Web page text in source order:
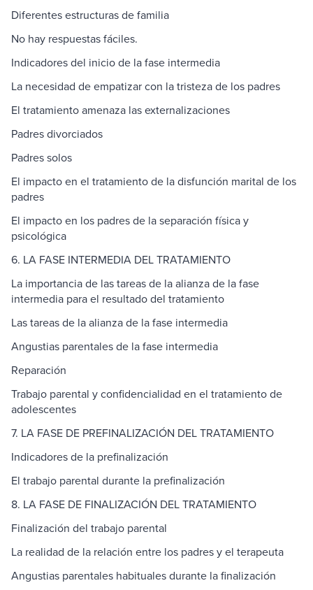
Diferentes estructuras de familia
No hay respuestas fáciles.
Indicadores del inicio de la fase intermedia
La necesidad de empatizar con la tristeza de los padres
El tratamiento amenaza las externalizaciones
Padres divorciados
Padres solos
El impacto en el tratamiento de la disfunción marital de los
padres
El impacto en los padres de la separación física y
psicológica
6. LA FASE INTERMEDIA DEL TRATAMIENTO
La importancia de las tareas de la alianza de la fase
intermedia para el resultado del tratamiento
Las tareas de la alianza de la fase intermedia
Angustias parentales de la fase intermedia
Reparación
Trabajo parental y confidencialidad en el tratamiento de
adolescentes
7. LA FASE DE PREFINALIZACIÓN DEL TRATAMIENTO
Indicadores de la prefinalización
El trabajo parental durante la prefinalización
8. LA FASE DE FINALIZACIÓN DEL TRATAMIENTO
Finalización del trabajo parental
La realidad de la relación entre los padres y el terapeuta
Angustias parentales habituales durante la finalización